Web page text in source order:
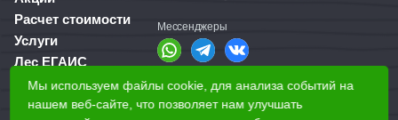
Расчет стоимости
Услуги
Лес ЕГАИС
О компании
Доставка и оплата
Мессенджеры
Справочная служба
+7 (3412) 77-60-50
Мы используем файлы cookie, для анализа событий на
нашем веб-сайте, что позволяет нам улучшать